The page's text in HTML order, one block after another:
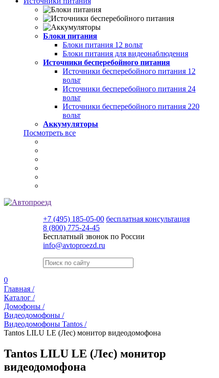
Блоки питания
Блоки питания 12 вольт
Блоки питания для видеонаблюдения
Источники бесперебойного питания
Источники бесперебойного питания 12
вольт
Источники бесперебойного питания 24
вольт
Источники бесперебойного питания 220
вольт
Аккумуляторы
Посмотреть все
+7 (495) 185-05-00 бесплатная консультация
8 (800) 775-24-45
Бесплатный звонок по России
info@avtoproezd.ru
0
Главная /
Каталог /
Домофоны /
Видеодомофоны /
Видеодомофоны Tantos /
Tantos LILU LE (Лес) монитор видеодомофона
Tantos LILU LE (Лес) монитор
видеодомофона